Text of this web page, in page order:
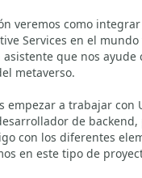
veremos como
Services en el
que nos ayude
metaverso.
empezar a trabajar con
de
con los diferentes
en este tipo de